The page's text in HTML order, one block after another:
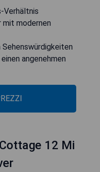
Verhältnis
modernen
angenehmen
12 Mi